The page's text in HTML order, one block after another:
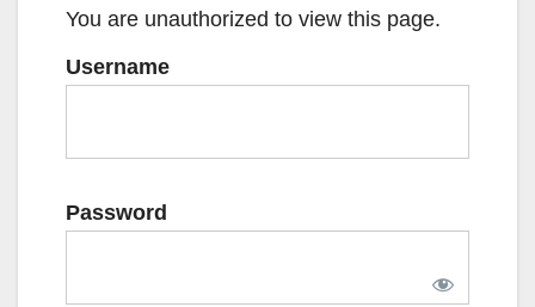
You are unauthorized to view this page.
Username
Password